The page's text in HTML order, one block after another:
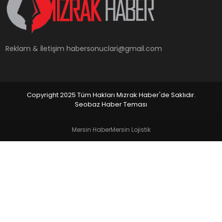
YAŞAM
Reklam & İletişimhabersonuclari@gmail.com
Copyright 2025 Tüm Hakları Mızrak Haber'de Saklıdır.
Seobaz Haber Teması
Mersin HaberMersin Lojistik